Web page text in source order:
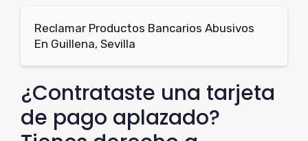
Reclamar Productos Bancarios Abusivos
En Guillena, Sevilla
¿Contrataste una tarjeta
de pago aplazado?